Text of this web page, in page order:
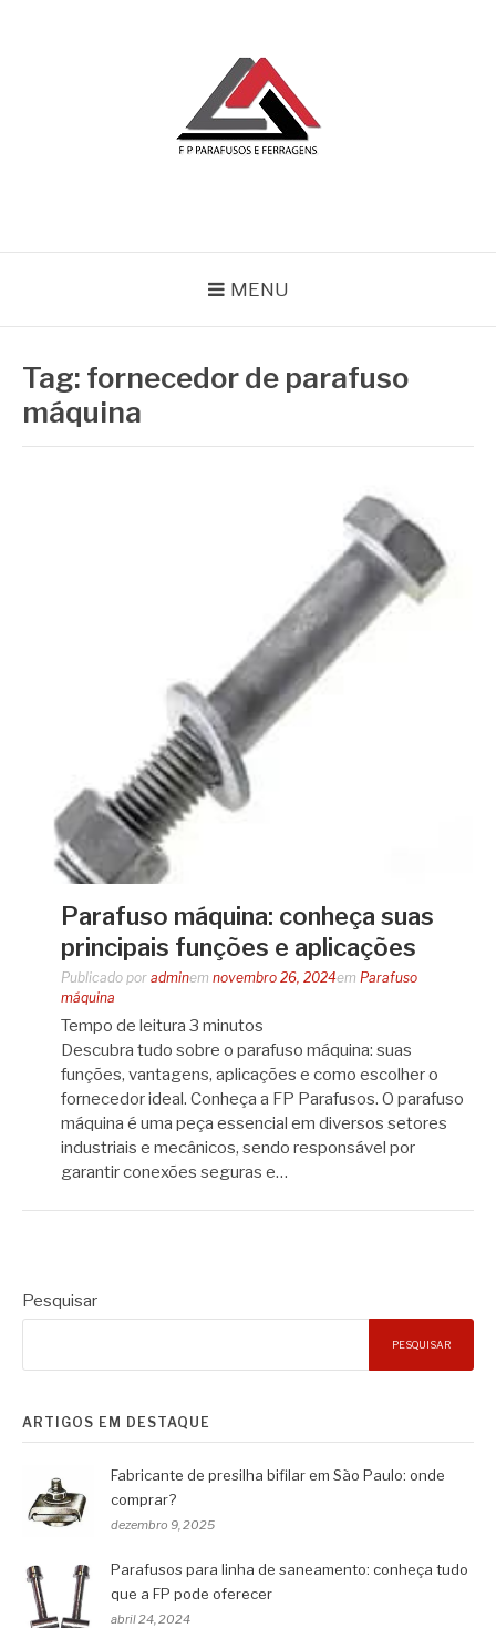
MENU
Tag: fornecedor de parafuso
máquina
Parafuso máquina: conheça suas
principais funções e aplicações
Publicado por adminem novembro 26, 2024em Parafuso
máquina
Tempo de leitura 3 minutos
Descubra tudo sobre o parafuso máquina: suas
funções, vantagens, aplicações e como escolher o
fornecedor ideal. Conheça a FP Parafusos. O parafuso
máquina é uma peça essencial em diversos setores
industriais e mecânicos, sendo responsável por
garantir conexões seguras e…
Pesquisar
PESQUISAR
ARTIGOS EM DESTAQUE
Fabricante de presilha bifilar em São Paulo: onde
comprar?
dezembro 9, 2025
Parafusos para linha de saneamento: conheça tudo
que a FP pode oferecer
abril 24, 2024